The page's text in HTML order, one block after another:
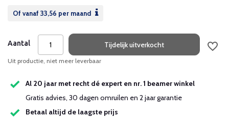
Of vanaf 33,56 per maand
Aantal Tijdelijk uitverkocht
Uit productie, niet meer leverbaar
Al 20 jaar met recht dé expert en nr. 1 beamer winkel
Gratis advies, 30 dagen omruilen en 2 jaar garantie
Betaal altijd de laagste prijs